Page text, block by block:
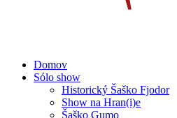
Domov
Sólo show
Historický Šaško Fjodor
Show na Hran(i)e
Šaško Gumo